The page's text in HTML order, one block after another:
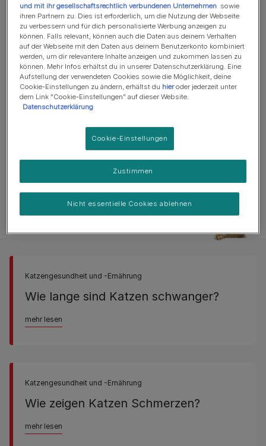
Minute liegen.
Je kleiner Ihre Katze ist, desto höher ist in der Regel der
Puls. Der Puls sollte im Ruhezustand an der Innenseite
der Hinterbeine gemessen werden. Man zählt dort 15
Sekunden den Puls und multipliziert das Ergebnis mit 4.
Ähnliche Fragen
Katzengesundheit und -Ernährung
Wie lange sind Katzen schwanger?
mehr lesen
Katzengesundheit und -Ernährung
Wie zeigen Katzen Schmerzen?
mehr lesen
und mit ihr gesellschaftsrechtlich verbundenen Unternehmen sowie
ihren Partnern zu. Dies ist erforderlich, um die Nutzung der Webseite
zu verbessern und für dich personalisierte Werbung anzeigen zu
können. Falls relevant, können auch die Daten aus deinem Verhalten
auf der Webseite mit den Daten aus deinem Benutzerkonto kombiniert
werden, um dir relevantere Inhalte anzeigen und zukommen lassen zu
können. Mehr Infos erhältst du in unserer Datenschutzerklärung. Eine
Aufstellung der verwendeten Cookies sowie die Möglichkeit, deine
Cookie-Einstellungen zu ändern, erhältst du hieroder jederzeit unter
dem Link "Cookie-Einstellungen" auf dieser Website.
Datenschutzerklärung
Cookie-Einstellungen
Nicht essentielle Cookies ablehnen
Zustimmen